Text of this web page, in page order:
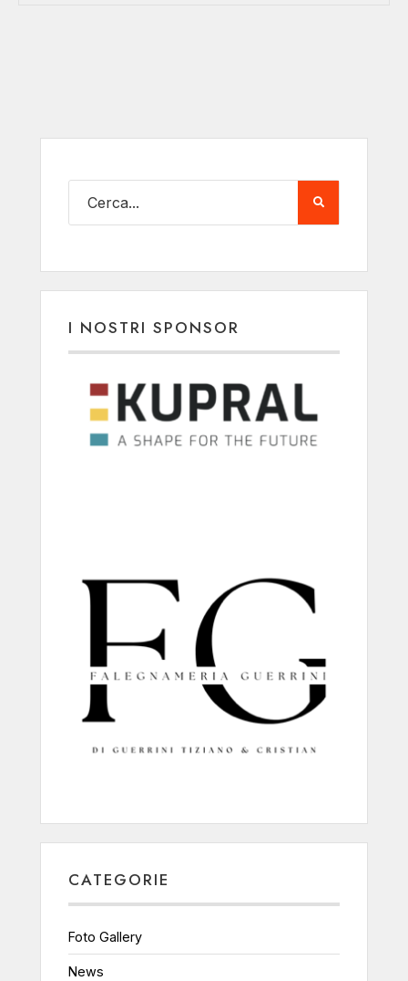
I NOSTRI SPONSOR
CATEGORIE
Foto Gallery
News